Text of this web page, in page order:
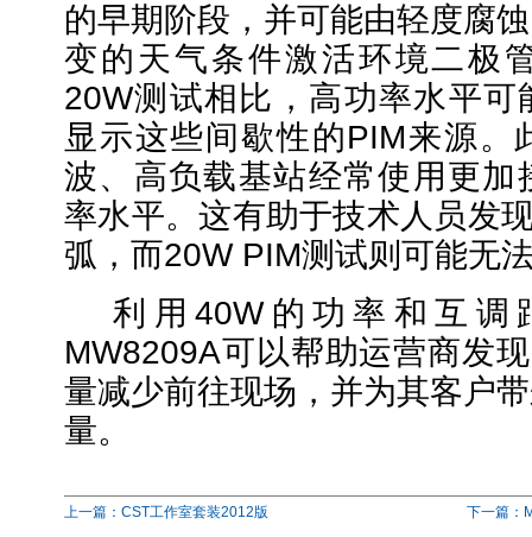
的早期阶段，并可能由轻度腐
变的天气条件激活环境二极
20W测试相比，高功率水平可
显示这些间歇性的PIM来源。
波、高负载基站经常使用更加
率水平。这有助于技术人员发
弧，而20W PIM测试则可能无
利用40W的功率和互调
MW8209A可以帮助运营商发
量减少前往现场，并为其客户
量。
上一篇：CST工作室套装2012版 下一篇：